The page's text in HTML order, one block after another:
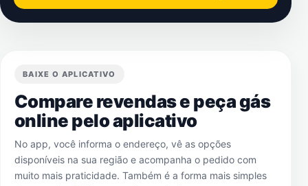
BAIXE O APLICATIVO
Compare revendas e peça gás
online pelo aplicativo
No app, você informa o endereço, vê as opções
disponíveis na sua região e acompanha o pedido com
muito mais praticidade. Também é a forma mais simples